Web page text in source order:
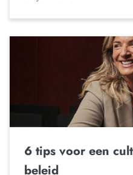
6 tips voor een
beleid